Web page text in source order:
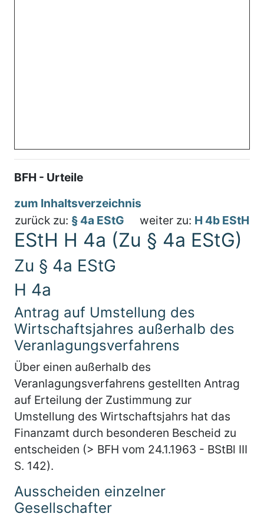
BFH - Urteile
zum Inhaltsverzeichnis
zurück zu: § 4a EStG weiter zu: H 4b EStH
EStH H 4a (Zu § 4a EStG)
Zu § 4a EStG
H 4a
Antrag auf Umstellung des
Wirtschaftsjahres außerhalb des
Veranlagungsverfahrens
Über einen außerhalb des
Veranlagungsverfahrens gestellten Antrag
auf Erteilung der Zustimmung zur
Umstellung des Wirtschaftsjahrs hat das
Finanzamt durch besonderen Bescheid zu
entscheiden (> BFH vom 24.1.1963 - BStBl III
S. 142).
Ausscheiden einzelner
Gesellschafter